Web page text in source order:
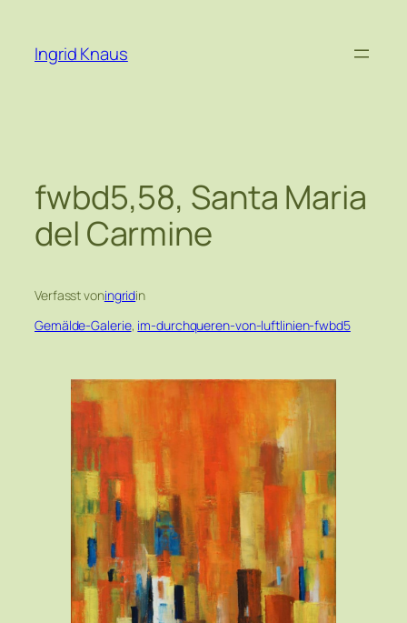
springen
Ingrid Knaus
fwbd5,58, Santa Maria
del Carmine
Verfasst voningridin
Gemälde-Galerie, im-durchqueren-von-luftlinien-fwbd5